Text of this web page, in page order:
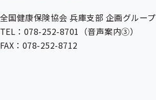
全国健康保険協会 兵庫支部 企画グループ
TEL：078-252-8701（音声案内③）
FAX：078-252-8712